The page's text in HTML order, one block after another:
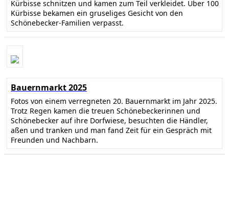
Kürbisse schnitzen und kamen zum Teil verkleidet. Über 100
Kürbisse bekamen ein gruseliges Gesicht von den
Schönebecker-Familien verpasst.
Bauernmarkt 2025
Fotos von einem verregneten 20. Bauernmarkt im Jahr 2025.
Trotz Regen kamen die treuen Schönebeckerinnen und
Schönebecker auf ihre Dorfwiese, besuchten die Händler,
aßen und tranken und man fand Zeit für ein Gespräch mit
Freunden und Nachbarn.